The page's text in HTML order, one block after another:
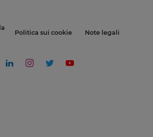
Politica sui cookie Note legali